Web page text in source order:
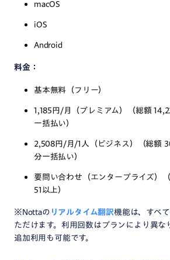
macOS
iOS
Android
料金：
基本無料（フリー）
1,185円/月（プレミアム）（総額
一括払い）
2,508円/月/1人（ビジネス）（総額
分一括払い）
要問い合わせ（エンタープライズ）
51以上）
※Nottaの リアルタイム翻訳機能は、すべ
ただけます。利用回数はプランにより異な
追加利用も可能です。